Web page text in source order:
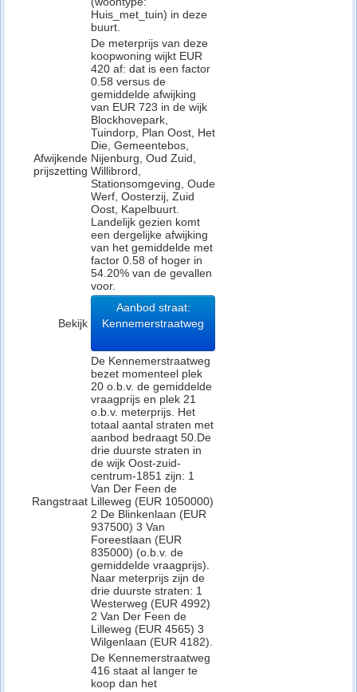
Huis_met_tuin) in deze
buurt.
Afwijkende
prijszetting
De meterprijs van deze
koopwoning wijkt EUR
420 af: dat is een factor
0.58 versus de
gemiddelde afwijking
van EUR 723 in de wijk
Blockhovepark,
Tuindorp, Plan Oost, Het
Die, Gemeentebos,
Nijenburg, Oud Zuid,
Willibrord,
Stationsomgeving, Oude
Werf, Oosterzij, Zuid
Oost, Kapelbuurt.
Landelijk gezien komt
een dergelijke afwijking
van het gemiddelde met
factor 0.58 of hoger in
54.20% van de gevallen
voor.
Bekijk
Aanbod straat:
Kennemerstraatweg
Rangstraat
De Kennemerstraatweg
bezet momenteel plek
20 o.b.v. de gemiddelde
vraagprijs en plek 21
o.b.v. meterprijs. Het
totaal aantal straten met
aanbod bedraagt 50.De
drie duurste straten in
de wijk Oost-zuid-
centrum-1851 zijn: 1
Van Der Feen de
Lilleweg (EUR 1050000)
2 De Blinkenlaan (EUR
937500) 3 Van
Foreestlaan (EUR
835000) (o.b.v. de
gemiddelde vraagprijs).
Naar meterprijs zijn de
drie duurste straten: 1
Westerweg (EUR 4992)
2 Van Der Feen de
Lilleweg (EUR 4565) 3
Wilgenlaan (EUR 4182).
De Kennemerstraatweg
416 staat al langer te
koop dan het